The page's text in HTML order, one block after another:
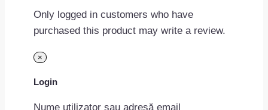
Only logged in customers who have
purchased this product may write a review.
×
Login
Nume utilizator sau adresă email